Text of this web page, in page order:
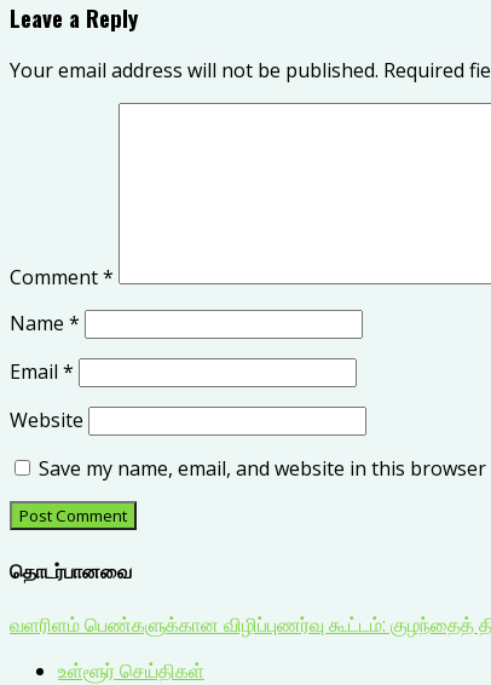
Leave a Reply
Your email address will not be published. Required
Comment*
Name *
Email *
Website
Save my name, email, and website in this
தொடர்பானவை
வளரிளம் பெண்களுக்கான விழிப்புணர்வு கூட்டம்: குழந்தைத்
உள்ளூர் செய்திகள்